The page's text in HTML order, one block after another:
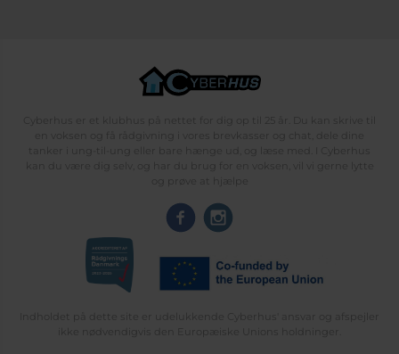
Cyberhus er et klubhus på nettet for dig op til 25 år. Du kan skrive til
en voksen og få rådgivning i vores brevkasser og chat, dele dine
tanker i ung-til-ung eller bare hænge ud, og læse med. I Cyberhus
kan du være dig selv, og har du brug for en voksen, vil vi gerne lytte
og prøve at hjælpe
Indholdet på dette site er udelukkende Cyberhus' ansvar og afspejler
ikke nødvendigvis den Europæiske Unions holdninger.